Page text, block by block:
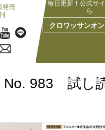
発売
毎日更新！公式サ
ら
クロワッサンオ
No. 983 試し